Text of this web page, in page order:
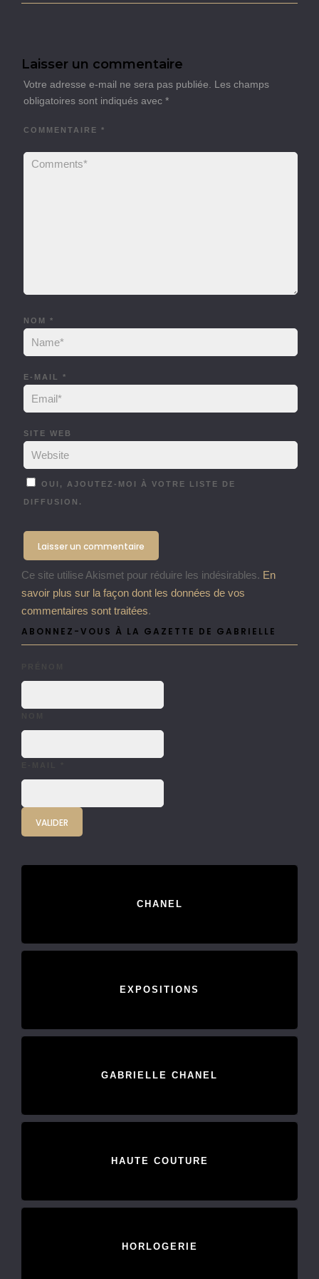
Laisser un commentaire
Votre adresse e-mail ne sera pas publiée.
Les champs
obligatoires sont indiqués avec *
COMMENTAIRE *
NOM *
E-MAIL *
SITE WEB
OUI, AJOUTEZ-MOI À VOTRE LISTE DE
DIFFUSION.
Ce site utilise Akismet pour réduire les indésirables. En
savoir plus sur la façon dont les données de vos
commentaires sont traitées.
ABONNEZ-VOUS À LA GAZETTE DE GABRIELLE
CHANEL
EXPOSITIONS
GABRIELLE CHANEL
HAUTE COUTURE
HORLOGERIE